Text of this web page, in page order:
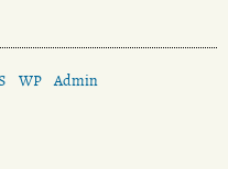
WP Admin